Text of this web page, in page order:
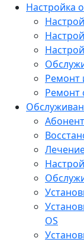
Настройка
Ремонт
Ремонт
OS